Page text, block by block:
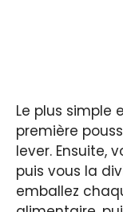
Le plus simple
première
lever. Ensuite,
puis vous la
emballez